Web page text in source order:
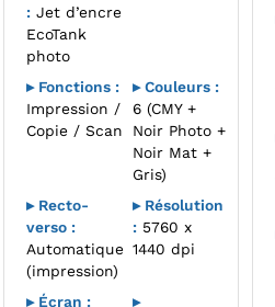
:Jet d’encre
EcoTank
photo
▸ Fonctions :
Impression /
Copie / Scan
▸ Couleurs :
6 (CMY +
Noir Photo +
Noir Mat +
Gris)
▸ Recto-
verso :
Automatique
(impression)
▸ Résolution
:5760 x
1440 dpi
▸ Écran :
▸